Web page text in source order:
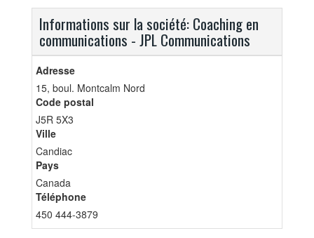
Informations sur la société: Coaching en
communications - JPL Communications
Adresse
15, boul. Montcalm Nord
Code postal
J5R 5X3
Ville
Candiac
Pays
Canada
Téléphone
450 444-3879